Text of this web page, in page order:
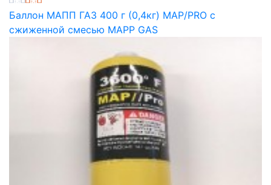
Баллон МАПП ГАЗ 400 г (0,4кг) MAP/PRO с
сжиженной смесью MАРP GAS